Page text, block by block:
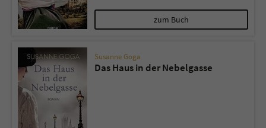
zum Buch
Susanne Goga
Das Haus in der Nebelgasse